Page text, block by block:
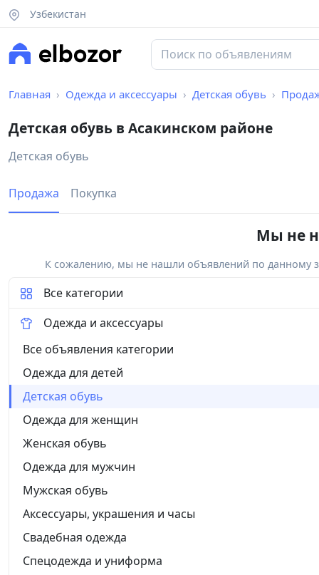
Узбекистан
Главная Одежда и аксессуары Детская обувь
Детская обувь в Асакинском районе
Детская обувь
Продажа Покупка
Мы не
К сожалению, мы не нашли объявлений по данному
Все категории
Одежда и аксессуары
Все объявления категории
Одежда для детей
Детская обувь
Одежда для женщин
Женская обувь
Одежда для мужчин
Мужская обувь
Аксессуары, украшения и часы
Свадебная одежда
Спецодежда и униформа